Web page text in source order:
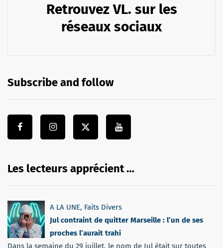
Retrouvez VL. sur les
réseaux sociaux
Subscribe and follow
Les lecteurs apprécient …
A LA UNE, Faits Divers
Jul contraint de quitter Marseille : l’un de ses
proches l’aurait trahi
Dans la semaine du 29 juillet, le nom de Jul était sur toutes